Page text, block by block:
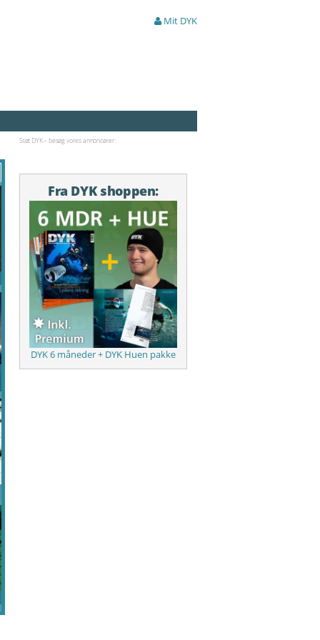
Mit DYK
Støt DYK – besøg vores annoncører:
Fra DYK shoppen:
DYK 6 måneder + DYK Huen pakke